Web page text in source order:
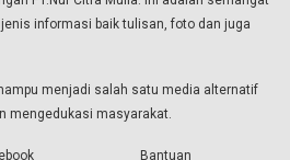
informasi baik tulisan, foto dan juga
menjadi salah satu media alternatif
mengedukasi masyarakat.
Bantuan